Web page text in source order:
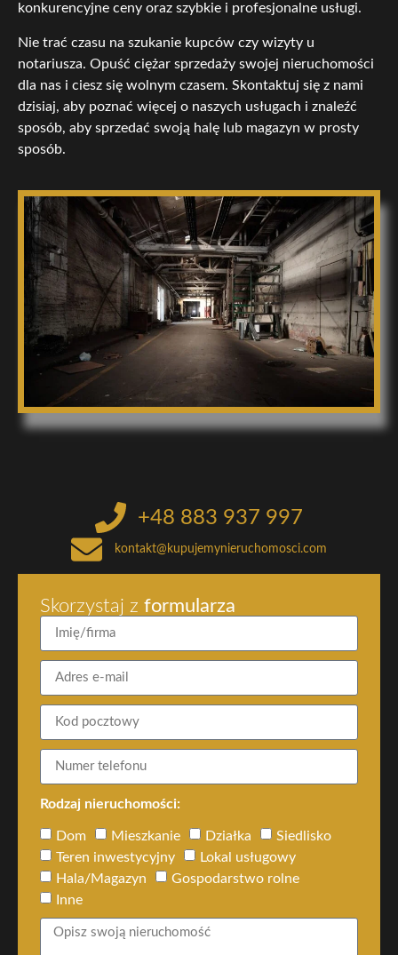
konkurencyjne ceny oraz szybkie i profesjonalne usługi.
Nie trać czasu na szukanie kupców czy wizyty u
notariusza. Opuść ciężar sprzedaży swojej nieruchomości
dla nas i ciesz się wolnym czasem. Skontaktuj się z nami
dzisiaj, aby poznać więcej o naszych usługach i znaleźć
sposób, aby sprzedać swoją halę lub magazyn w prosty
sposób.
+48 883 937 997
kontakt@kupujemynieruchomosci.com
Skorzystaj z formularza
Rodzaj nieruchomości:
Dom Mieszkanie Działka
Siedlisko
Teren inwestycyjny
Lokal usługowy
Hala/Magazyn
Gospodarstwo rolne
Inne